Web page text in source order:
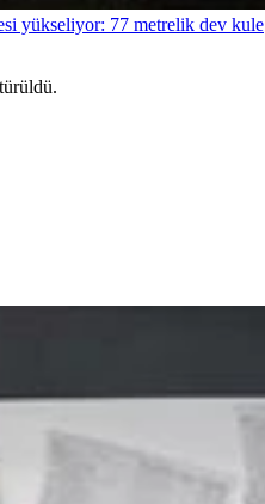
yükseliyor: 77 metrelik dev kule